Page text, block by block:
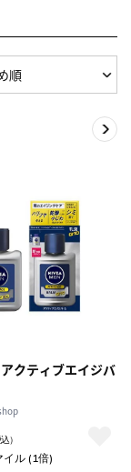
クティブエイジバ
）
イル (1倍)